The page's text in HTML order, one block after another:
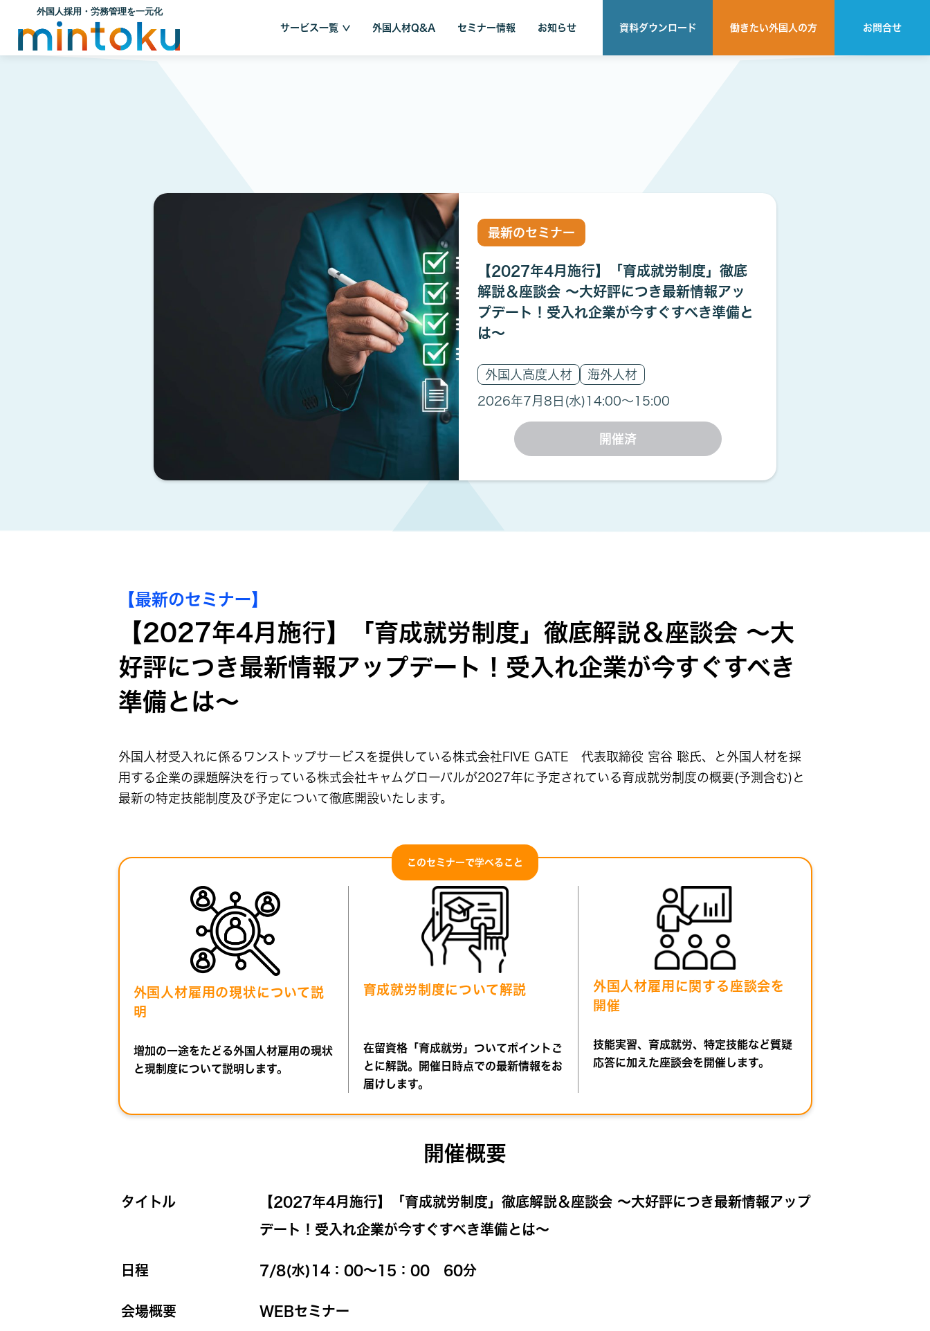
サービス一覧 外国人材Q&A セミナー情報 お知らせ 資料ダウンロード 働きたい外国人の方 お問合せ
外国人高度人材
海外人材
最新のセミナー
【2027年4月施行】「育成就労制度」徹底
解説＆座談会 〜大好評につき最新情報アッ
プデート！受入れ企業が今すぐすべき準備と
は〜
外国人高度人材 海外人材
2026年7月8日(水) 14:00〜15:00
開催済
【最新のセミナー】
【2027年4月施行】「育成就労制度」徹底解説＆座談会 〜大
好評につき最新情報アップデート！受入れ企業が今すぐすべき
準備とは〜
外国人材受入れに係るワンストップサービスを提供している株式会社FIVE GATE 代表取締役 宮谷 聡氏、と外国人材を採
用する企業の課題解決を行っている株式会社キャムグローバルが2027年に予定されている育成就労制度の概要(予測含む)と
最新の特定技能制度及び予定について徹底開設いたします。
このセミナーで学べること
外国人材雇用の現状について説
明
増加の一途をたどる外国人材雇用の現状
と現制度について説明します。
育成就労制度について解説
在留資格「育成就労」ついてポイントご
とに解説。開催日時点での最新情報をお
届けします。
外国人材雇用に関する座談会を
開催
技能実習、育成就労、特定技能など質疑
応答に加えた座談会を開催します。
開催概要
タイトル
【2027年4月施行】「育成就労制度」徹底解説＆座談会 〜大好評につき最新情報アップ
デート！受入れ企業が今すぐすべき準備とは〜
日程 7/8(水)14：00～15：00 60分
会場概要 WEBセミナー